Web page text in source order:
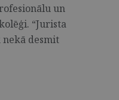
un
“Jurista
desmit